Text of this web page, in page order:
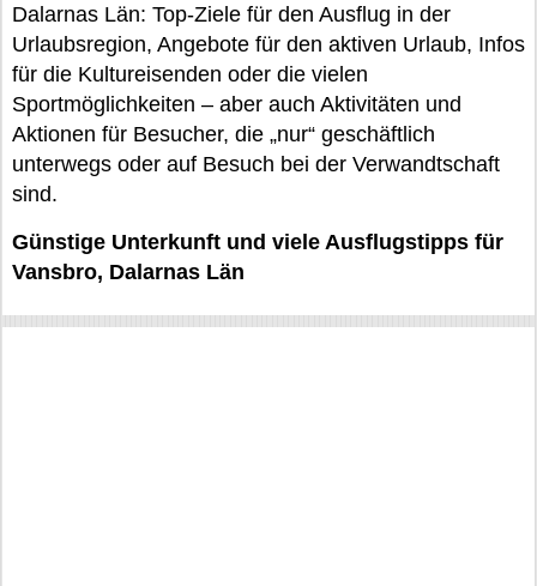
Dalarnas Län: Top-Ziele für den Ausflug in der
Urlaubsregion, Angebote für den aktiven Urlaub, Infos
für die Kultureisenden oder die vielen
Sportmöglichkeiten – aber auch Aktivitäten und
Aktionen für Besucher, die „nur“ geschäftlich
unterwegs oder auf Besuch bei der Verwandtschaft
sind.
Günstige Unterkunft und viele Ausflugstipps für
Vansbro, Dalarnas Län